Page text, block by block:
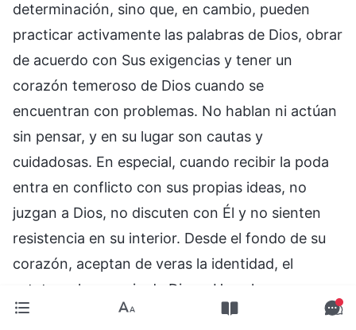
determinación, sino que, en cambio, pueden
practicar activamente las palabras de Dios, obrar
de acuerdo con Sus exigencias y tener un
corazón temeroso de Dios cuando se
encuentran con problemas. No hablan ni actúan
sin pensar, y en su lugar son cautas y
cuidadosas. En especial, cuando recibir la poda
entra en conflicto con sus propias ideas, no
juzgan a Dios, no discuten con Él y no sienten
resistencia en su interior. Desde el fondo de su
corazón, aceptan de veras la identidad, el
estatus y la esencia de Dios. ¿Hay alguna
diferencia entre estas personas y los servidores?